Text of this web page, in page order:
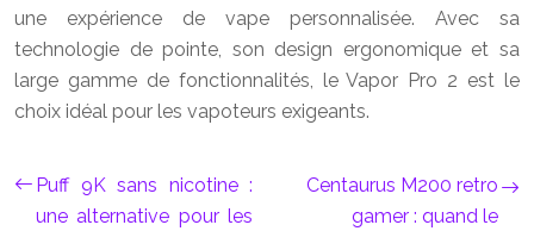
une expérience de vape personnalisée. Avec sa
technologie de pointe, son design ergonomique et sa
large gamme de fonctionnalités, le Vapor Pro 2 est le
choix idéal pour les vapoteurs exigeants.
Puff 9K sans nicotine :
une alternative pour les
Centaurus M200 retro
gamer : quand le